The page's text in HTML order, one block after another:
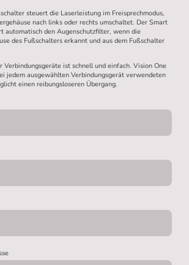
steuert die Laserleistung im Freisprechmodus,
nach links oder rechts umschaltet. Der Smart
den Augenschutzfilter, wenn die
des Fußschalters erkannt und aus dem Fußschalter
Verbindungsgeräte ist schnell und einfach. Vision One
jedem ausgewählten Verbindungsgerät verwendeten
einen reibungsloseren Übergang.